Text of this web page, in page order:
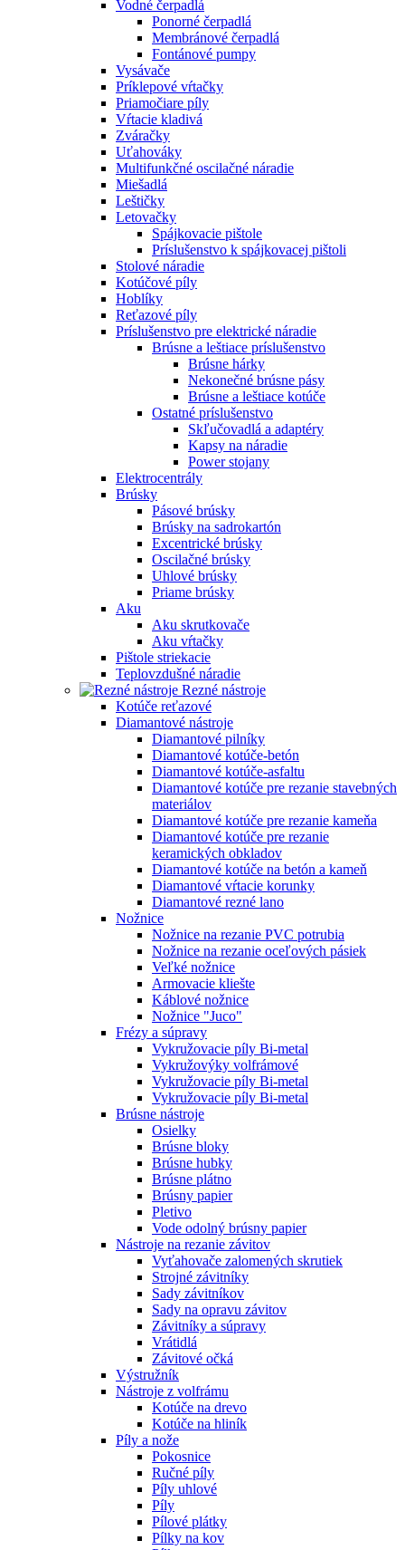
Vodné čerpadlá
Ponorné čerpadlá
Membránové čerpadlá
Fontánové pumpy
Vysávače
Príklepové vŕtačky
Priamočiare píly
Vŕtacie kladivá
Zváračky
Uťahováky
Multifunkčné oscilačné náradie
Miešadlá
Leštičky
Letovačky
Spájkovacie pištole
Príslušenstvo k spájkovacej pištoli
Stolové náradie
Kotúčové píly
Hoblíky
Reťazové píly
Príslušenstvo pre elektrické náradie
Brúsne a leštiace príslušenstvo
Brúsne hárky
Nekonečné brúsne pásy
Brúsne a leštiace kotúče
Ostatné príslušenstvo
Skľučovadlá a adaptéry
Kapsy na náradie
Power stojany
Elektrocentrály
Brúsky
Pásové brúsky
Brúsky na sadrokartón
Excentrické brúsky
Oscilačné brúsky
Uhlové brúsky
Priame brúsky
Aku
Aku skrutkovače
Aku vŕtačky
Pištole striekacie
Teplovzdušné náradie
Rezné nástroje
Kotúče reťazové
Diamantové nástroje
Diamantové pilníky
Diamantové kotúče-betón
Diamantové kotúče-asfaltu
Diamantové kotúče pre rezanie stavebných
materiálov
Diamantové kotúče pre rezanie kameňa
Diamantové kotúče pre rezanie
keramických obkladov
Diamantové kotúče na betón a kameň
Diamantové vŕtacie korunky
Diamantové rezné lano
Nožnice
Nožnice na rezanie PVC potrubia
Nožnice na rezanie oceľových pásiek
Veľké nožnice
Armovacie kliešte
Káblové nožnice
Nožnice "Juco"
Frézy a súpravy
Vykružovacie píly Bi-metal
Vykružovýky volfrámové
Vykružovacie píly Bi-metal
Vykružovacie píly Bi-metal
Brúsne nástroje
Osielky
Brúsne bloky
Brúsne hubky
Brúsne plátno
Brúsny papier
Pletivo
Vode odolný brúsny papier
Nástroje na rezanie závitov
Vyťahovače zalomených skrutiek
Strojné závitníky
Sady závitníkov
Sady na opravu závitov
Závitníky a súpravy
Vrátidlá
Závitové očká
Výstružník
Nástroje z volfrámu
Kotúče na drevo
Kotúče na hliník
Píly a nože
Pokosnice
Ručné píly
Píly uhlové
Píly
Pílové plátky
Pílky na kov